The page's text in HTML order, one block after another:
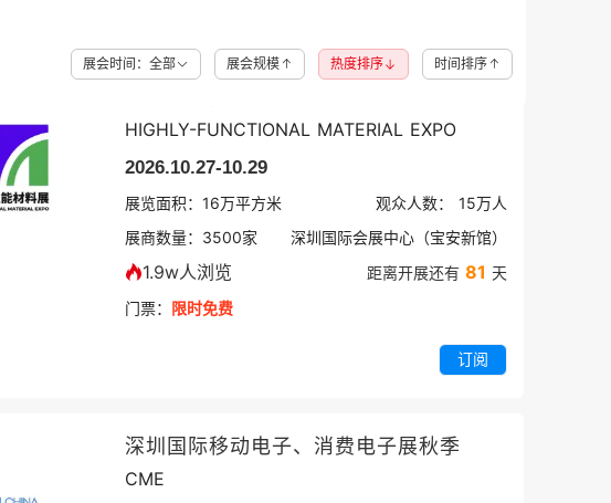
HIGHLY-FUNCTIONAL MATERIAL EXPO
2026.10.27-10.29
展览面积： 16万平方米 观众人数： 15万人
展商数量： 3500家 深圳国际会展中心（宝安新馆）
1.9w人浏览 距离开展还有 81 天
门票： 限时免费
订阅
深圳国际移动电子、消费电子展秋季
CME
展会时间：全部 展会规模 热度排序 时间排序